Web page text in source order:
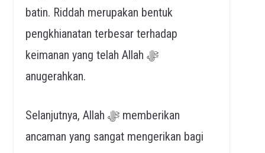
batin. Riddah merupakan bentuk
pengkhianatan terbesar terhadap
keimanan yang telah Allah ﷻ
anugerahkan.
Selanjutnya, Allah ﷻ memberikan
ancaman yang sangat mengerikan bagi